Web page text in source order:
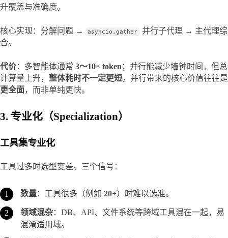
升覆盖与准确度。
核心实现：分解问题 → asyncio.gather
并行子代理 → 主代理综
合。
代价：多智能体通常 3～10× token ；并行能减少墙钟时间，但总
计算量上升， 整体耗时不一定更短。并行带来的核心价值往往是
更全面，而非单纯更快。
3. 专业化（Specialization）
工具集专业化
工具过多时选型变差。三个信号：
数量：工具很多（例如 20+）时难以选准。
领域混杂：DB、API、文件系统等跨域工具混在一起，易
混淆适用域。